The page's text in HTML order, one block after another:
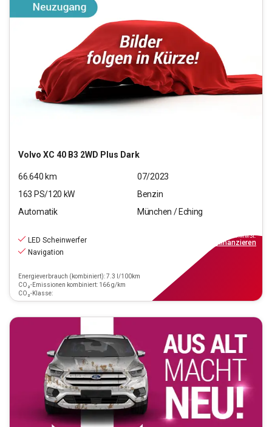
Volvo XC 40 B3 2WD Plus Dark
66.640 km
07/2023
163 PS/120 kW
Benzin
Automatik
München / Eching
LED Scheinwerfer
Navigation
Energieverbrauch (kombiniert): 7.3 l/100km
CO₂-Emissionen kombiniert: 166 g/km
CO₂-Klasse:
inkl.MwSt.
finanzieren